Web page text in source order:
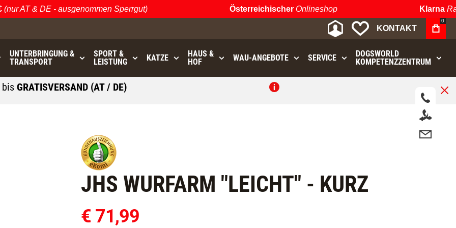
AT & DE - ausgenommen Sperrgut) ÖsterreichischerOnlineshop Klarna
MEIN KONTO
MEINE
KONTAKT
0
UNTERBRINGUNG &
TRANSPORT
SPORT &
LEISTUNG
KATZE
HAUS &
HOF
WAU⁠-⁠ANGEBOTE SERVICE
DOGSWORLD
KOMPETENZZENTRUM
bisGRATISVERSAND (AT / DE)
JHS WURFARM "LEICHT" - KURZ
€ 71,99